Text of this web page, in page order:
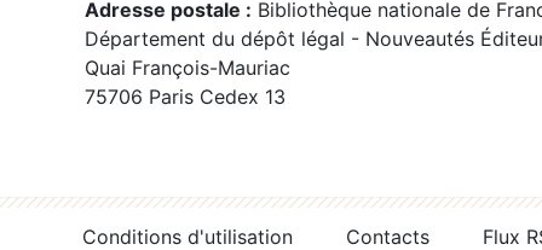
Adresse postale : Bibliothèque nationale de
Département du dépôt légal - Nouveautés
Quai François-Mauriac
75706 Paris Cedex 13
Conditions d'utilisation Contacts
Flux